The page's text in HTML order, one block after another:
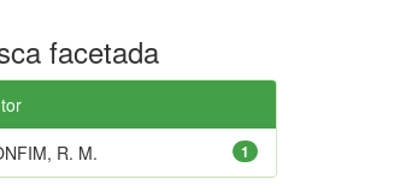
facetada
1
R. M.